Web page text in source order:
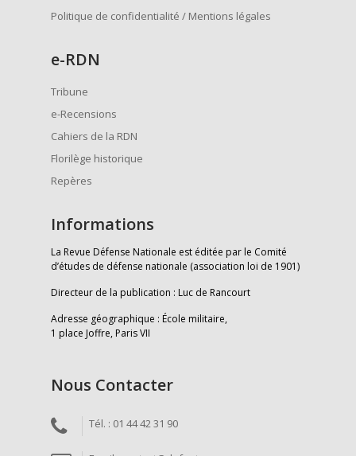
Politique de confidentialité / Mentions légales
e-RDN
Tribune
e-Recensions
Cahiers de la RDN
Florilège historique
Repères
Informations
La Revue Défense Nationale est éditée par le Comité
d’études de défense nationale (association loi de 1901)
Directeur de la publication : Luc de Rancourt
Adresse géographique : École militaire,
1 place Joffre, Paris VII
Nous Contacter
Tél. : 01 44 42 31 90